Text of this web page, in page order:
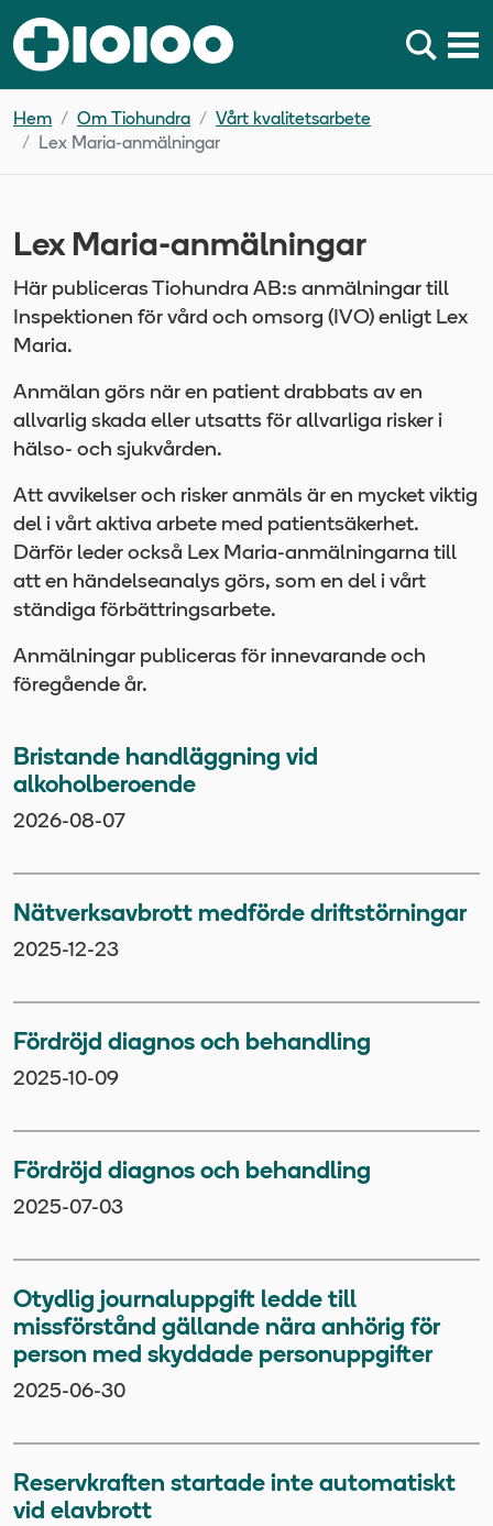
Hem Om Tiohundra
Vårt kvalitetsarbete
Lex Maria-anmälningar
Lex Maria-anmälningar
Här publiceras Tiohundra AB:s anmälningar till
Inspektionen för vård och omsorg (IVO) enligt Lex
Maria.
Anmälan görs när en patient drabbats av en
allvarlig skada eller utsatts för allvarliga risker i
hälso- och sjukvården.
Att avvikelser och risker anmäls är en mycket viktig
del i vårt aktiva arbete med patientsäkerhet.
Därför leder också Lex Maria-anmälningarna till
att en händelseanalys görs, som en del i vårt
ständiga förbättringsarbete.
Anmälningar publiceras för innevarande och
föregående år.
Bristande handläggning vid
alkoholberoende
2026-08-07
Nätverksavbrott medförde driftstörningar
2025-12-23
Fördröjd diagnos och behandling
2025-10-09
Fördröjd diagnos och behandling
2025-07-03
Otydlig journaluppgift ledde till
missförstånd gällande nära anhörig för
person med skyddade personuppgifter
2025-06-30
Reservkraften startade inte automatiskt
vid elavbrott